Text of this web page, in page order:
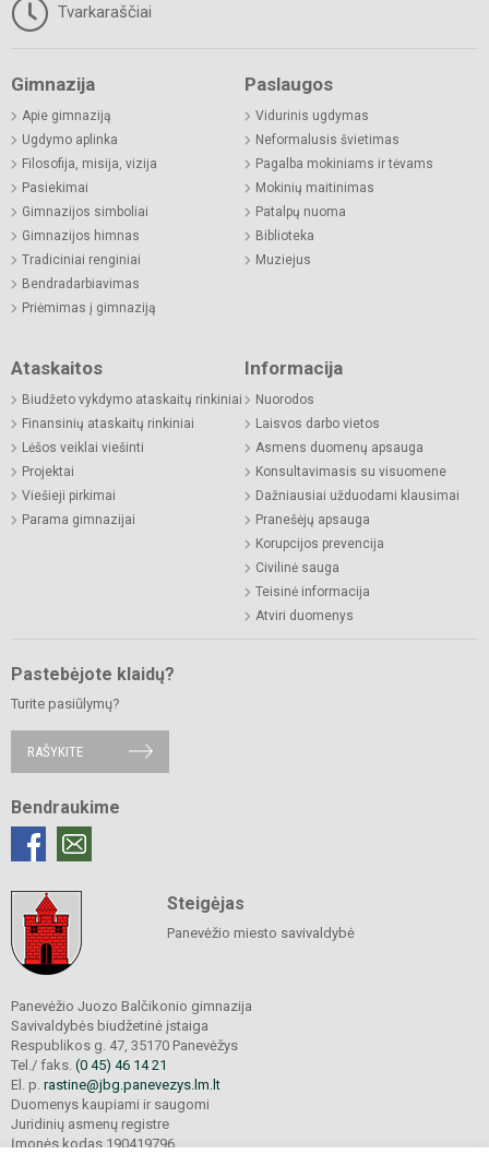
Tvarkaraščiai
Gimnazija
Apie gimnaziją
Ugdymo aplinka
Filosofija, misija, vizija
Pasiekimai
Gimnazijos simboliai
Gimnazijos himnas
Tradiciniai renginiai
Bendradarbiavimas
Priėmimas į gimnaziją
Paslaugos
Vidurinis ugdymas
Neformalusis švietimas
Pagalba mokiniams ir tėvams
Mokinių maitinimas
Patalpų nuoma
Biblioteka
Muziejus
Ataskaitos
Biudžeto vykdymo ataskaitų rinkiniai
Finansinių ataskaitų rinkiniai
Lėšos veiklai viešinti
Projektai
Viešieji pirkimai
Parama gimnazijai
Informacija
Nuorodos
Laisvos darbo vietos
Asmens duomenų apsauga
Konsultavimasis su visuomene
Dažniausiai užduodami klausimai
Pranešėjų apsauga
Korupcijos prevencija
Civilinė sauga
Teisinė informacija
Atviri duomenys
Pastebėjote klaidų?
Turite pasiūlymų?
RAŠYKITE
Bendraukime
Steigėjas
Panevėžio miesto savivaldybė
Panevėžio Juozo Balčikonio gimnazija
Savivaldybės biudžetinė įstaiga
Respublikos g. 47, 35170 Panevėžys
Tel./ faks. (0 45) 46 14 21
El. p. rastine@jbg.panevezys.lm.lt
Duomenys kaupiami ir saugomi
Juridinių asmenų registre
Įmonės kodas 190419796